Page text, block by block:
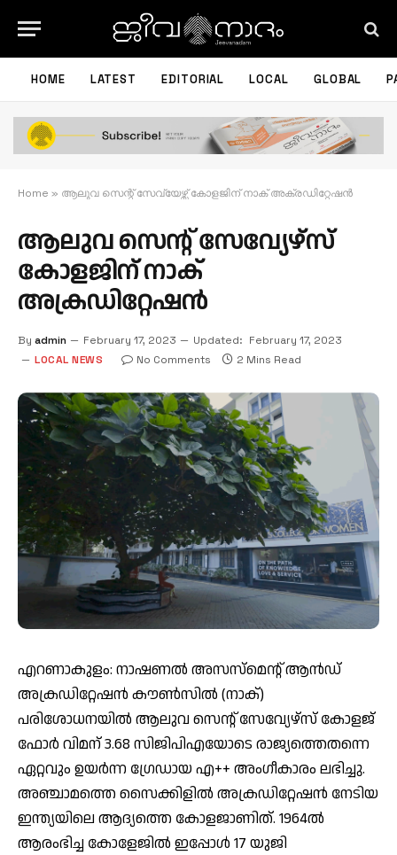
HOME LATEST EDITORIAL LOCAL GLOBAL
Home » ആലുവ സെന്റ് സേവ്യേഴ്സ് കോളജിന് നാക് അക്രഡിറ്റേഷന്‍
ആലുവ സെന്റ് സേവ്യേഴ്സ്
കോളജിന് നാക്
അക്രഡിറ്റേഷന്‍
By admin February 17, 2023 Updated: February 17, 2023
LOCAL NEWS
No Comments 2 Mins Read
എറണാകുളം: നാഷണല്‍ അസസ്മെന്റ് ആന്‍ഡ്
അക്രഡിറ്റേഷന്‍ കൗണ്‍സില്‍ (നാക്)
പരിശോധനയില്‍ ആലുവ സെന്റ് സേവ്യേഴ്സ് കോളജ്
ഫോര്‍ വിമന് 3.68 സിജിപിഎയോടെ രാജ്യത്തെതന്നെ
ഏറ്റവും ഉയര്‍ന്ന ഗ്രേഡായ എ++ അംഗീകാരം ലഭിച്ചു.
അഞ്ചാമത്തെ സൈക്കിളില്‍ അക്രഡിറ്റേഷന്‍ നേടിയ
ഇന്ത്യയിലെ ആദ്യത്തെ കോളജാണിത്. 1964ല്‍
ആരംഭിച്ച കോളേജില്‍ ഇപ്പോള്‍ 17 യുജി